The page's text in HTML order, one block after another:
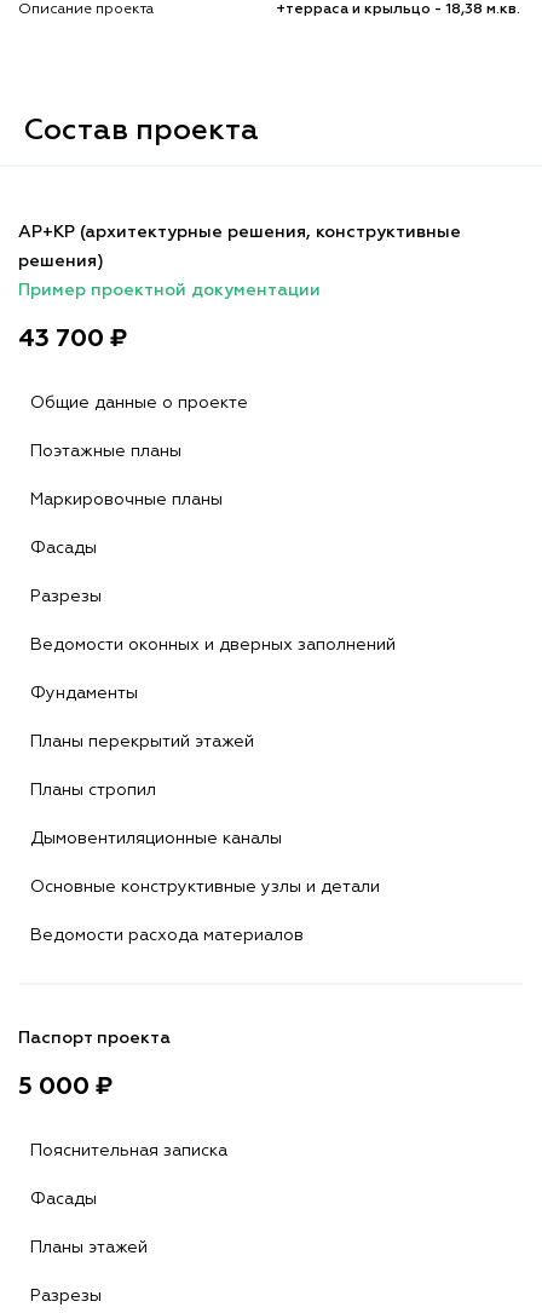
Описание проекта +терраса и крыльцо - 18,38 м.кв.
Состав проекта
АР+КР (архитектурные решения, конструктивные
решения)
Пример проектной документации
43 700 ₽
Общие данные о проекте
Поэтажные планы
Маркировочные планы
Фасады
Разрезы
Ведомости оконных и дверных заполнений
Фундаменты
Планы перекрытий этажей
Планы стропил
Дымовентиляционные каналы
Основные конструктивные узлы и детали
Ведомости расхода материалов
Паспорт проекта
5 000 ₽
Пояснительная записка
Фасады
Планы этажей
Разрезы